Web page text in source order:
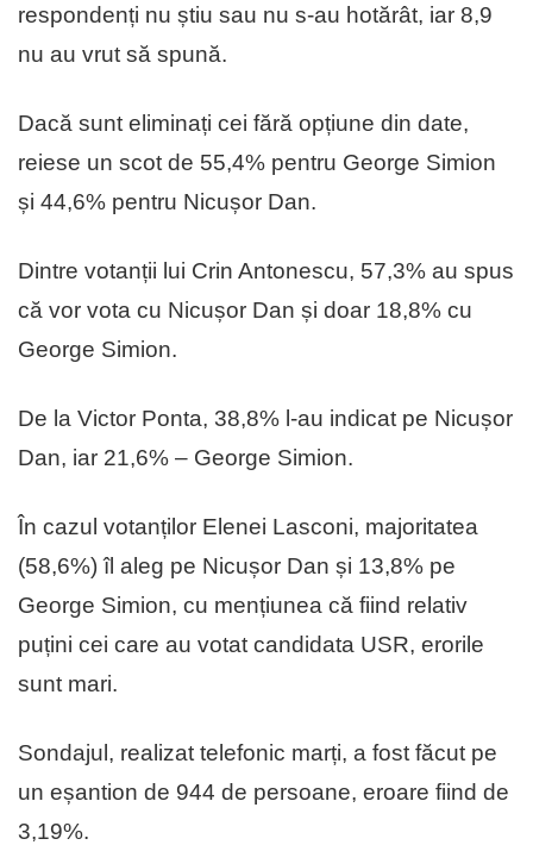
respondenți nu știu sau nu s-au hotărât, iar 8,9
nu au vrut să spună.
Dacă sunt eliminați cei fără opțiune din date,
reiese un scot de 55,4% pentru George Simion
și 44,6% pentru Nicușor Dan.
Dintre votanții lui Crin Antonescu, 57,3% au spus
că vor vota cu Nicușor Dan și doar 18,8% cu
George Simion.
De la Victor Ponta, 38,8% l-au indicat pe Nicușor
Dan, iar 21,6% – George Simion.
În cazul votanților Elenei Lasconi, majoritatea
(58,6%) îl aleg pe Nicușor Dan și 13,8% pe
George Simion, cu mențiunea că fiind relativ
puțini cei care au votat candidata USR, erorile
sunt mari.
Sondajul, realizat telefonic marți, a fost făcut pe
un eșantion de 944 de persoane, eroare fiind de
3,19%.